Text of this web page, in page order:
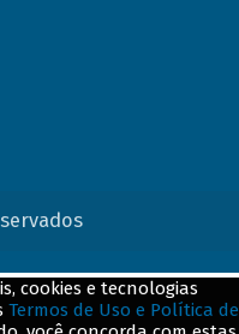
cookies e tecnologias
Termos de Uso e Política de